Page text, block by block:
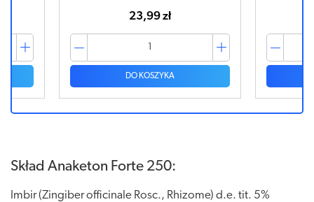
23,99 zł
DO KOSZYKA
Skład Anaketon Forte 250:
Imbir (Zingiber officinale Rosc., Rhizome) d.e. tit. 5%